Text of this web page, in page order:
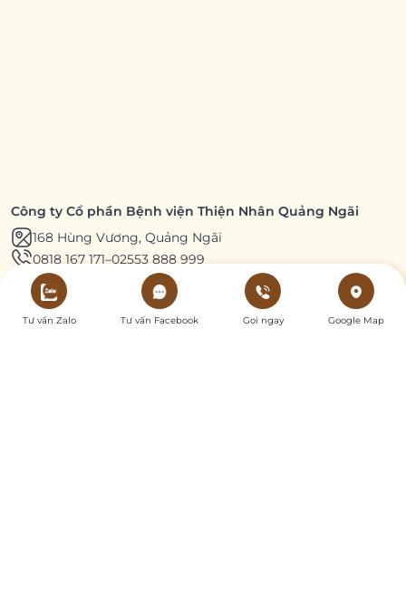
Công ty Cổ phần Bệnh viện Thiện Nhân Quảng Ngãi
168 Hùng Vương, Quảng Ngãi
0818 167 171–02553 888 999
Sáng: 06h–11h30 Chiều: 13h30–17h
Tư vấn Zalo Tư vấn Facebook Gọi ngay Google Map